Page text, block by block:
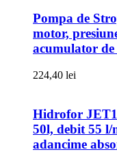
Pompa de
motor,
acumulator
224,40 lei
Hidrofor
50l, debit 55 l/
adancime